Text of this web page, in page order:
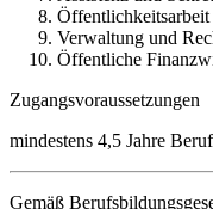
Öffentlichkeitsarbeit
Verwaltung und
Öffentliche
Zugangsvoraussetzungen
mindestens 4,5 Jahre
Gemäß